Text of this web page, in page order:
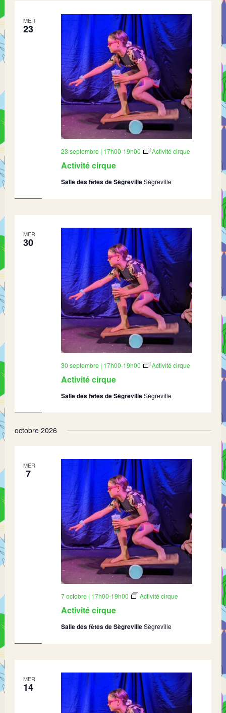
MER
23
Activité cirque
23 septembre | 17h00-19h00 Activité cirque
Salle des fêtes de SègrevilleSègreville
MER
30
Activité cirque
30 septembre | 17h00-19h00 Activité cirque
Salle des fêtes de SègrevilleSègreville
octobre 2026
MER
7
Activité cirque
7 octobre | 17h00-19h00 Activité cirque
Salle des fêtes de SègrevilleSègreville
MER
14